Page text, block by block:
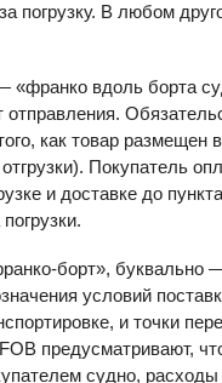
погрузку. В любом
«франко вдоль борта
как товар размещен
Покупатель
и доставке до
борт», буквально
условий
и точки
FOB предусматривают,
судно,